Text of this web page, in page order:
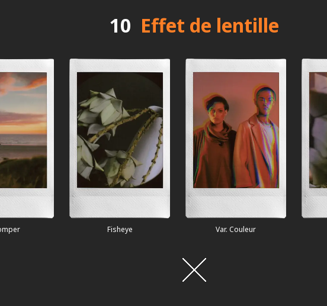
10 Effet de lentille
Var. Couleur